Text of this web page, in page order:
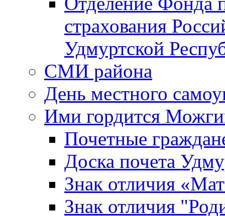
страхования
Удмуртской
СМИ района
День местного
Ими гордится
Почетные
Доска почета
Знак отличия
Знак отличия